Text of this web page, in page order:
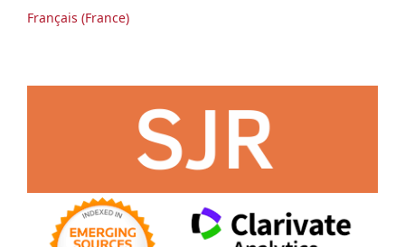
Français (France)